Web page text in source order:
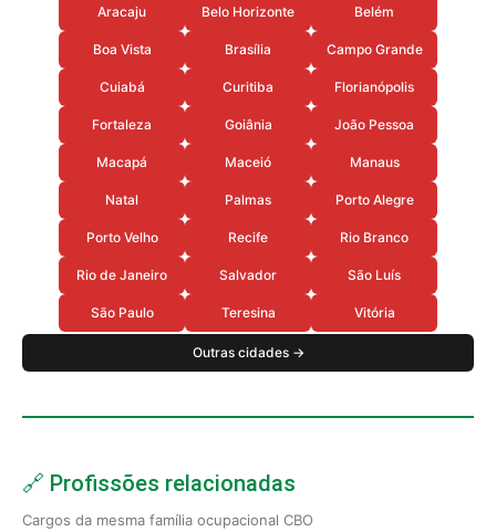
Aracaju Belo Horizonte Belém
Boa Vista Brasília Campo Grande
Cuiabá Curitiba Florianópolis
Fortaleza Goiânia João Pessoa
Macapá Maceió Manaus
Natal Palmas Porto Alegre
Porto Velho Recife Rio Branco
Rio de Janeiro Salvador São Luís
São Paulo Teresina Vitória
Outras cidades →
🔗 Profissões relacionadas
Cargos da mesma família ocupacional CBO